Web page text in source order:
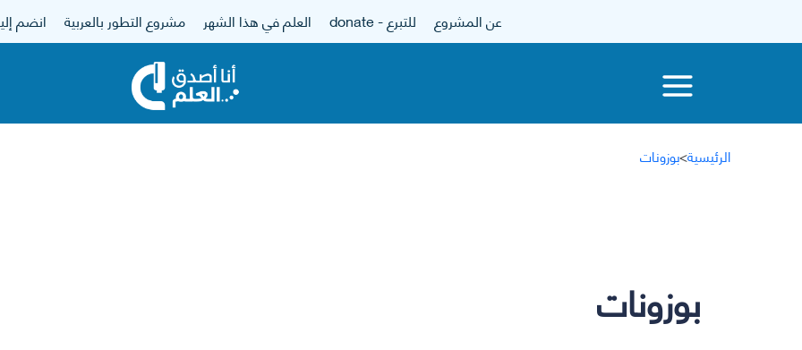
عن المشروع للتبرع - donate العلم في هذا الشهر مشروع التطور بالعربية انضم
الرئيسية>بوزونات
بوزونات